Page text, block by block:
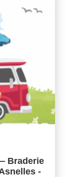
Braderie
-